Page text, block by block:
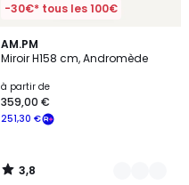
-30€* tous les 100€
AM.PM
Miroir H158 cm, Andromède
à partir de
251,30 €
359,00 €
3,8
/ 5
2
Couleurs
3,8
/